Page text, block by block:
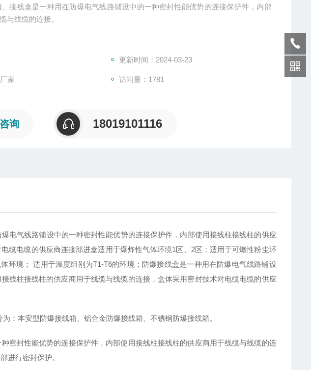
、接线盒是一种用在防爆电气线路铺设中的一种密封性能优势的连接保护件，内部
与线缆的连接。
更新时间：2024-03-23
家 访问量：1781
询 18019101116
电气线路铺设中的一种密封性能优势的连接保护件，内部使用接线柱接线柱的供应
缆电缆的供应商连接部进盒适用于爆炸性气体环境1区、2区；适用于可燃性粉尘环
环境； 适用于温度组别为T1-T6的环境；防爆接线盒是一种用在防爆电气线路铺设
线柱接线柱的供应商用于线缆与线缆的连接，盒体采用密封技术对电缆电缆的供应
：本安型防爆接线箱、铝合金防爆接线箱、不锈钢防爆接线箱。
密封性能优势的连接保护件，内部使用接线柱接线柱的供应商用于线缆与线缆的连
进行密封保护。